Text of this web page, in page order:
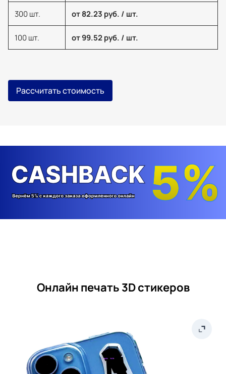
300 шт. от 82.23 руб. / шт.
100 шт. от 99.52 руб. / шт.
Рассчитать стоимость
Онлайн печать 3D стикеров